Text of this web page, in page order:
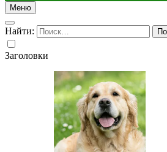
Меню
Найти:
Заголовки